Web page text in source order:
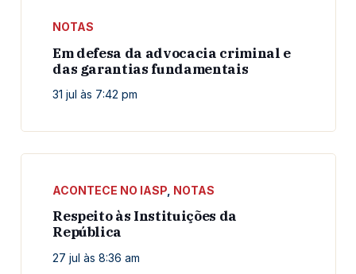
NOTAS
Em defesa da advocacia criminal e
das garantias fundamentais
31 jul às 7:42 pm
ACONTECE NO IASP NOTAS
Respeito às Instituições da
República
27 jul às 8:36 am